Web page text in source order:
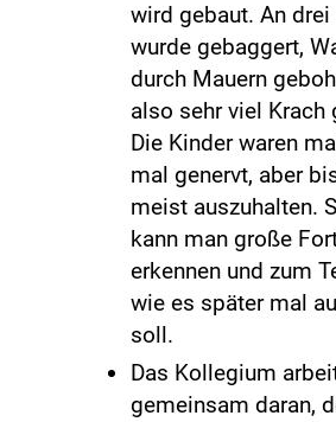
wird gebaut. An drei
wurde gebaggert,
durch Mauern
also sehr viel Krach
Die Kinder waren
mal genervt, aber
meist auszuhalten.
kann man große
erkennen und zum
wie es später mal
soll.
Das Kollegium
gemeinsam daran,